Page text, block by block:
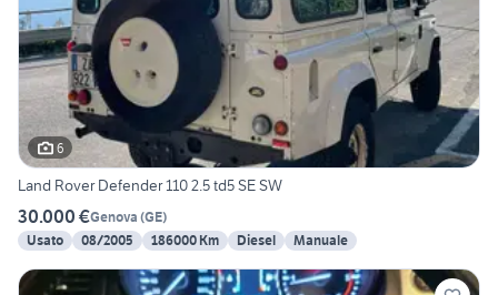
6
Land Rover Defender 110 2.5 td5 SE SW
30.000 €Genova (GE)
Usato
08/2005 186000 Km Diesel Manuale